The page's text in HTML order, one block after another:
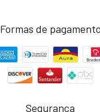
Formas de pagamento
Segurança